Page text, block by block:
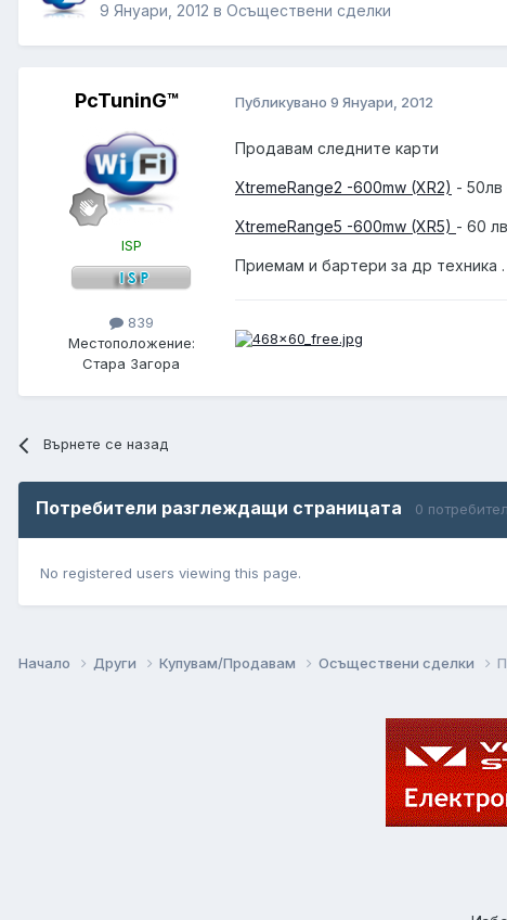
9 Януари, 2012 в Осъществени сделки
PcTuninG™
ISP
839
Местоположение:
Стара Загора
Публикувано 9 Януари, 2012
Продавам следните карти
XtremeRange2 -600mw (XR2) - 50лв
XtremeRange5 -600mw (XR5) - 60
Приемам и бартери за др техника .
Върнете се назад
Потребители разглеждащи страницата 0
No registered users viewing this page.
Начало Други Купувам/Продавам Осъществени сделки